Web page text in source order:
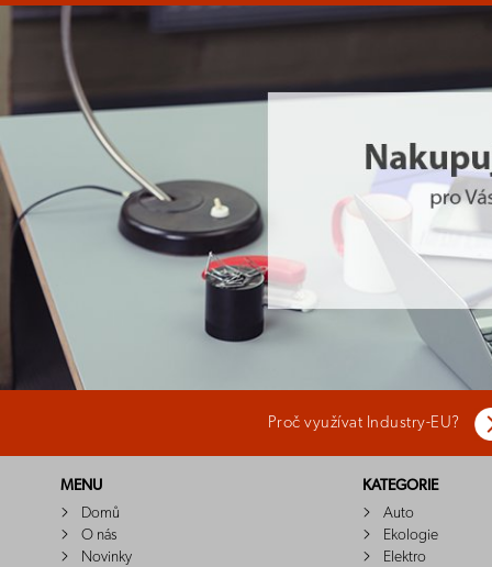
Proč využívat Industry-EU?
MENU
Domů
O nás
Novinky
KATEGORIE
Auto
Ekologie
Elektro